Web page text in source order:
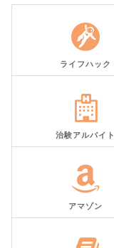
ライフハック
治験アルバイト
アマゾン